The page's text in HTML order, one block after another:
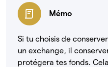
Mémo
Si tu choisis de
un exchange, il
protégera tes fonds.